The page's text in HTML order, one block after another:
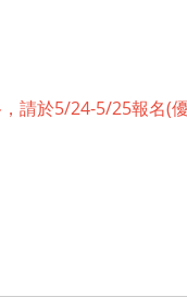
請於5/24-5/25報名(優